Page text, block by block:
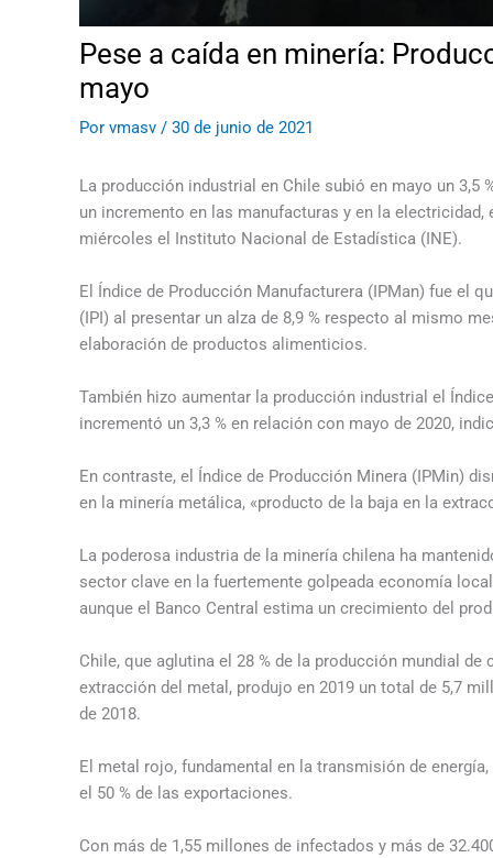
Pese a caída en minería:
mayo
Por vmasv / 30 de junio de 2021
La producción industrial en Chile subió en mayo un
un incremento en las manufacturas y en la
miércoles el Instituto Nacional de Estadística (INE).
El Índice de Producción Manufacturera (IPMan) fue el
(IPI) al presentar un alza de 8,9 % respecto al mismo
elaboración de productos alimenticios.
También hizo aumentar la producción industrial el
incrementó un 3,3 % en relación con mayo de 2020,
En contraste, el Índice de Producción Minera (IPMin)
en la minería metálica, «producto de la baja en la
La poderosa industria de la minería chilena ha
sector clave en la fuertemente golpeada economía
aunque el Banco Central estima un crecimiento del
Chile, que aglutina el 28 % de la producción mundial
extracción del metal, produjo en 2019 un total de 5,7
de 2018.
El metal rojo, fundamental en la transmisión de
el 50 % de las exportaciones.
Con más de 1,55 millones de infectados y más de